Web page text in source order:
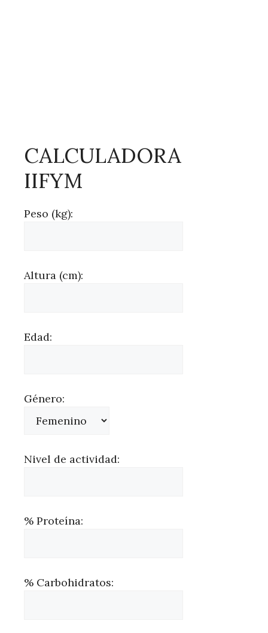
CALCULADORA
IIFYM
Peso (kg):
Altura (cm):
Edad:
Género:
Nivel de actividad:
% Proteína:
% Carbohidratos: